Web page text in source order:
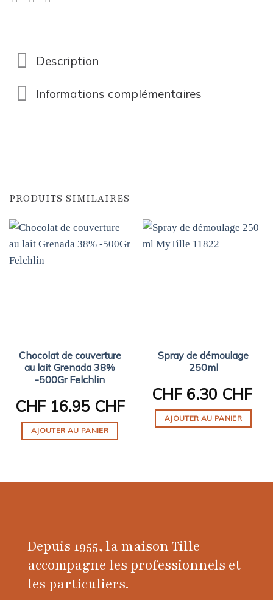
Description
Informations complémentaires
PRODUITS SIMILAIRES
Chocolat de couverture
au lait Grenada 38%
-500Gr Felchlin
CHF16.95 CHF
AJOUTER AU PANIER
Spray de démoulage
250ml
CHF6.30 CHF
AJOUTER AU PANIER
Depuis 1955, la maison Tille
accompagne les professionnels et
les particuliers.